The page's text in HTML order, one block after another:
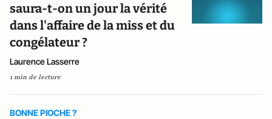
saura-t-on un jour la vérité
dans l'affaire de la miss et du
congélateur ?
Laurence Lasserre
1 min de lecture
BONNE PIOCHE ?